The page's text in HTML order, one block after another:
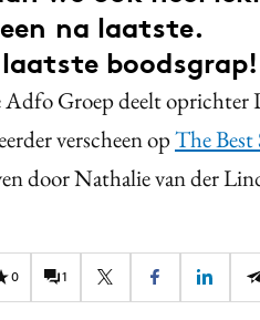
na laatste.
boodsgrap!
Adfo Groep deelt oprichter
verscheen opThe Best
door Nathalie van der
0 1